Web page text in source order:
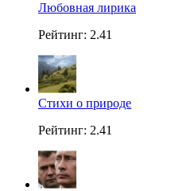
Любовная лирика
Рейтинг: 2.41
Стихи о природе
Рейтинг: 2.41